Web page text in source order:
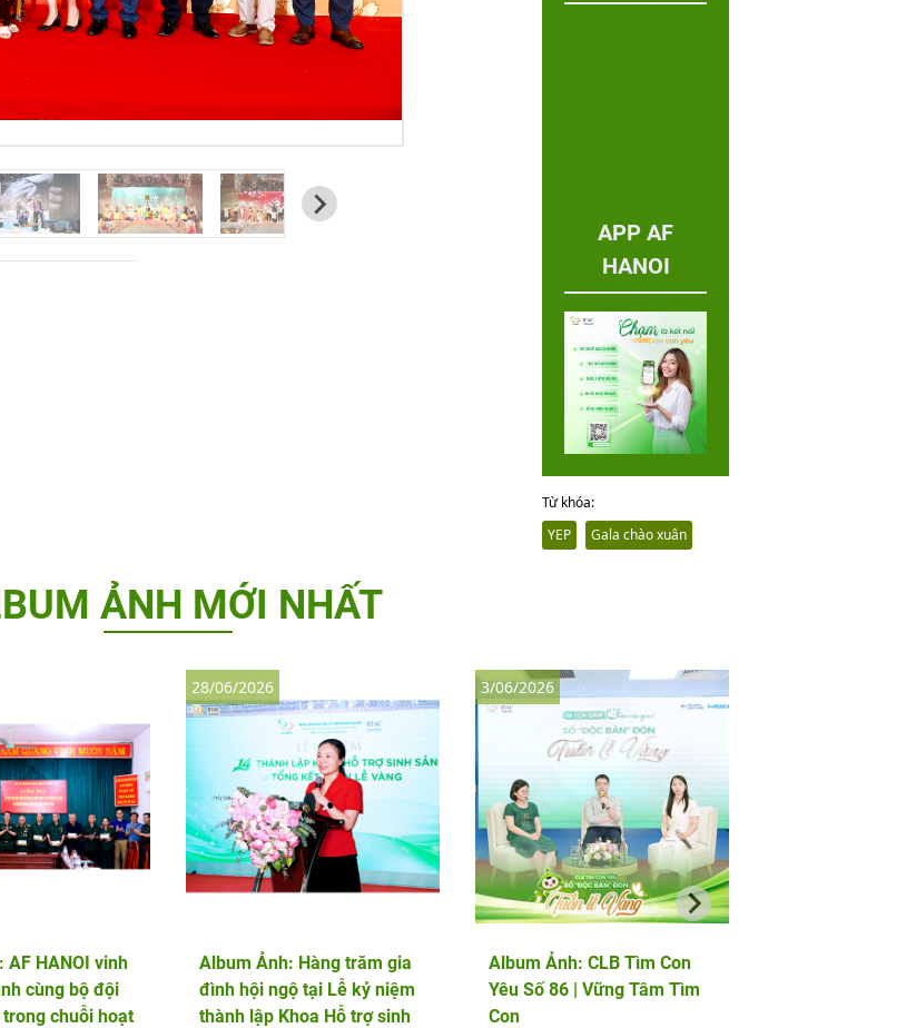
APP AF
HANOI
Từ khóa:
YEP
Gala chào xuân
ẢNH MỚI NHẤT
AF HANOI vinh
cùng bộ đội
chuỗi hoạt
Album Ảnh: Hàng trăm gia
đình hội ngộ tại Lễ kỷ niệm
thành lập Khoa Hỗ trợ sinh
28/06/2026
Album Ảnh: CLB Tìm Con
Yêu Số 86 | Vững Tâm Tìm
Con
3/06/2026